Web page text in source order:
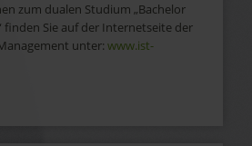
zum dualen Studium „Bachelor
finden Sie auf der Internetseite der
unter: www.ist-